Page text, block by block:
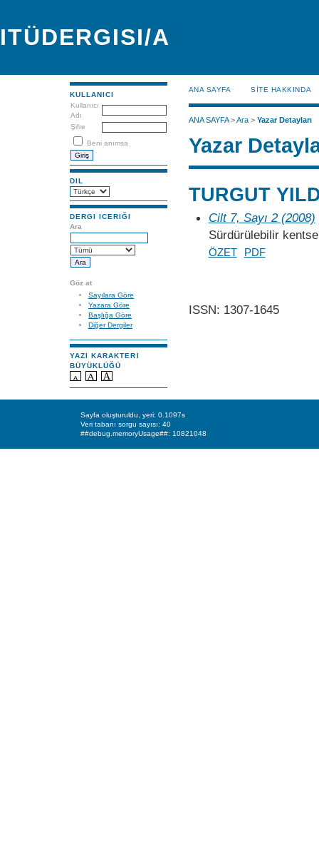
ITÜDERGISI/A
KULLANICI
Kullanıcı
Adı
Şifre
Beni anımsa
DIL
DERGI ICERIĞI
Ara
Göz at
Sayılara Göre
Yazara Göre
Başlığa Göre
Diğer Dergiler
YAZI KARAKTERI
BÜYÜKLÜĞÜ
ANA SAYFA SİTE HAKKINDA
ANA SAYFA>Ara> Yazar Detayları
Yazar
TURGUT
Cilt 7, Sayı 2 (2008)
Sürdürülebilir
ÖZET PDF
ISSN: 1307-1645
Sayfa oluşturuldu, yeri: 0.1097s
Veri tabanı sorgu sayısı: 40
##debug.memoryUsage##: 10821048